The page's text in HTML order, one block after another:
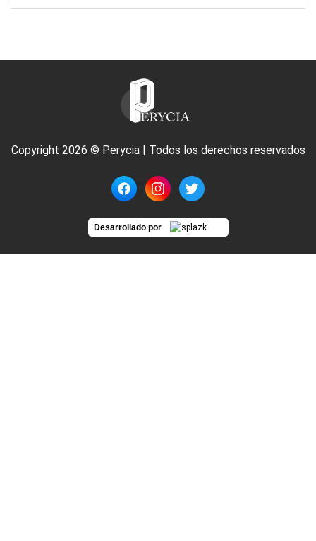
Copyright 2026 © Perycia | Todos los derechos reservados
Desarrollado por